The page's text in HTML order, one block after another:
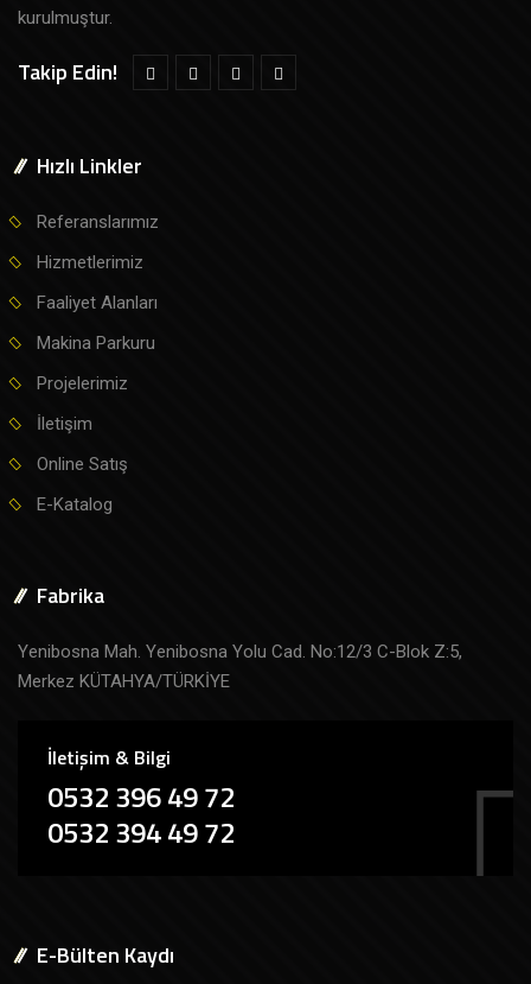
kurulmuştur.
Takip Edin!
Hızlı Linkler
Referanslarımız
Hizmetlerimiz
Faaliyet Alanları
Makina Parkuru
Projelerimiz
İletişim
Online Satış
E-Katalog
Fabrika
Yenibosna Mah. Yenibosna Yolu Cad. No:12/3 C-Blok Z:5,
Merkez KÜTAHYA/TÜRKİYE
İletişim & Bilgi
0532 396 49 72
0532 394 49 72
E-Bülten Kaydı